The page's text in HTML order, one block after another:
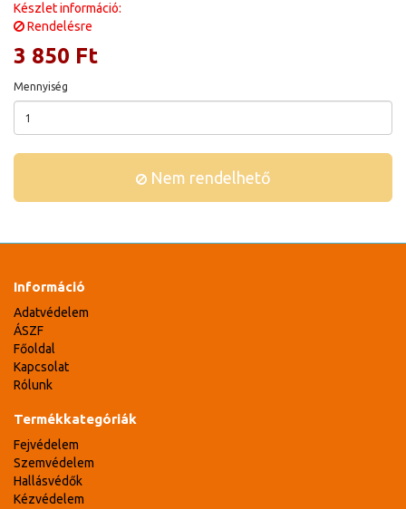
Készlet információ:
Rendelésre
3 850 Ft
Mennyiség
Nem rendelhető
Információ
Adatvédelem
ÁSZF
Főoldal
Kapcsolat
Rólunk
Termékkategóriák
Fejvédelem
Szemvédelem
Hallásvédők
Kézvédelem